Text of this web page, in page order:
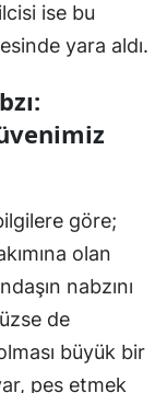
ise bu
yara aldı.
göre;
olan
nabzını
de
büyük bir
pes etmek